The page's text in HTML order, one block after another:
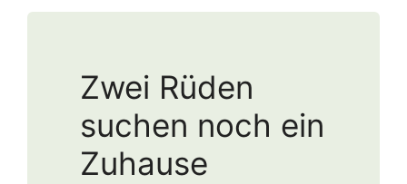
Zwei Rüden
suchen noch ein
Zuhause